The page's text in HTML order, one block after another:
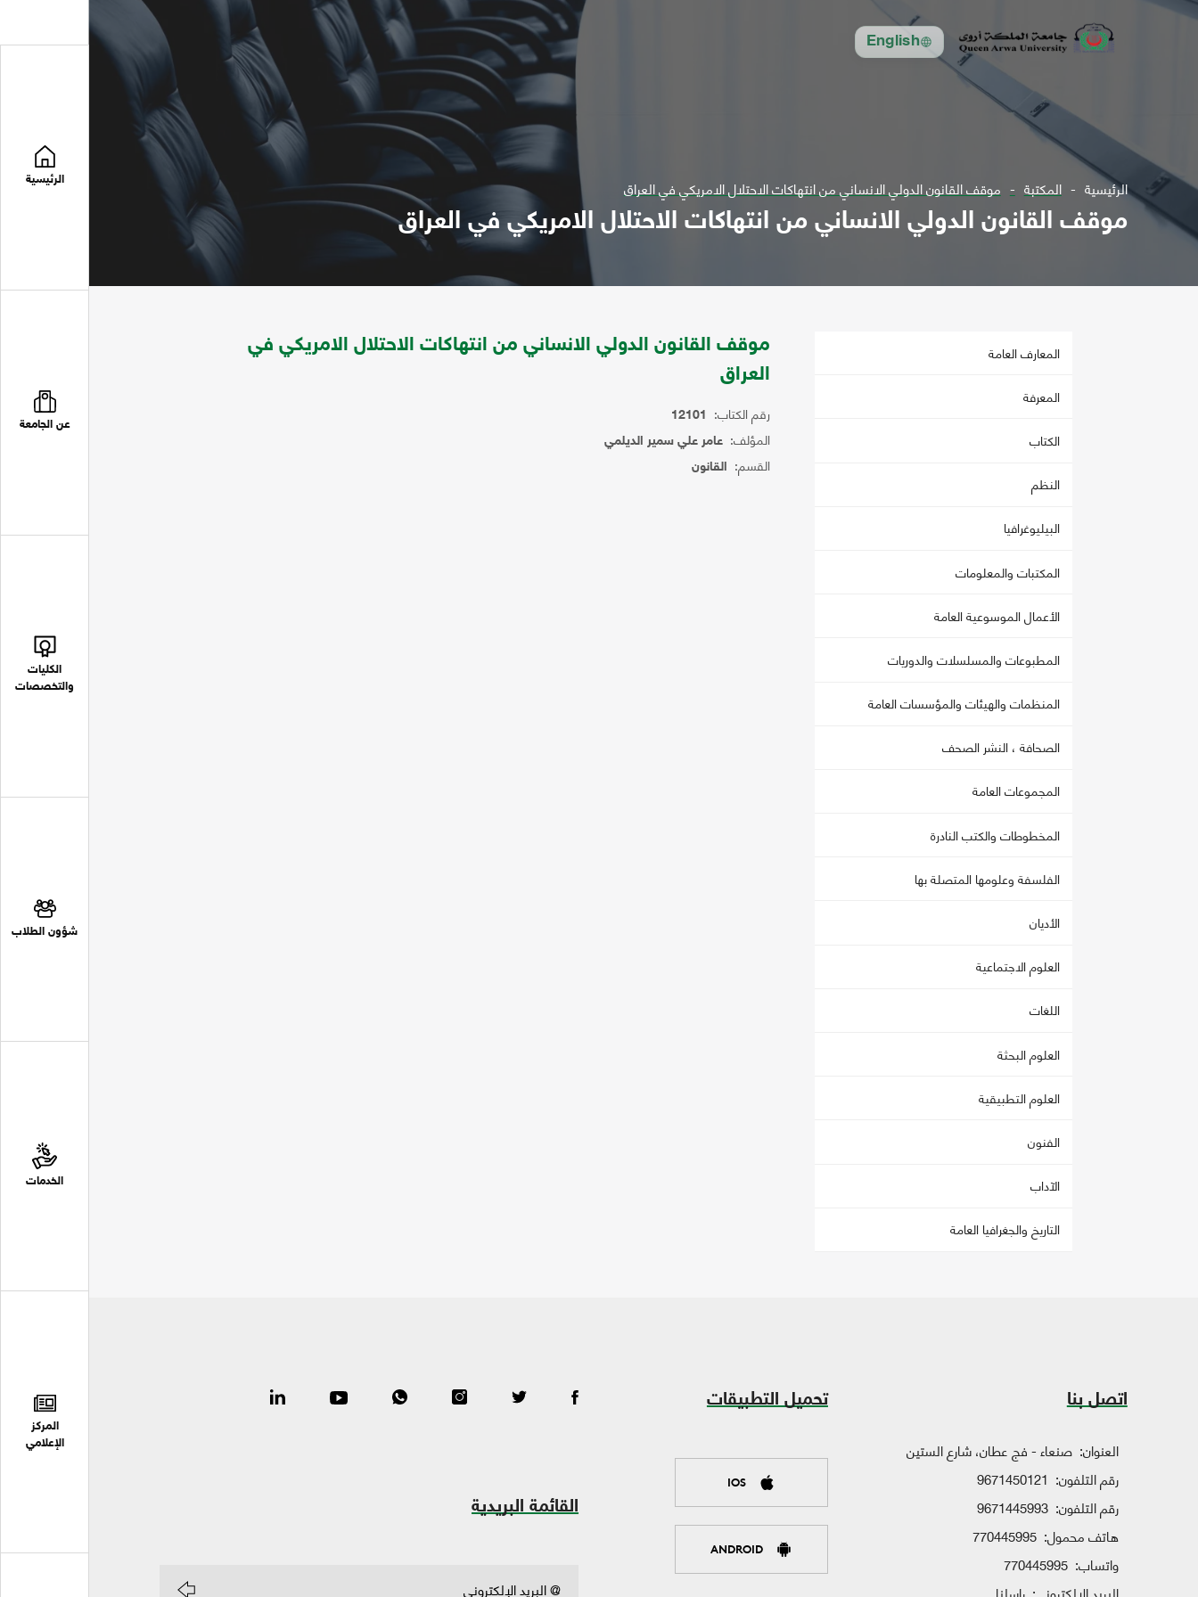
English
الرئيسية
عن الجامعة
الكليات
والتخصصات
شؤون الطلاب
الخدمات
المركز
الإعلامي
الرئيسية المكتبة موقف القانون الدولي الانساني من انتهاكات الاحتلال الامريكي في العراق
موقف القانون الدولي الانساني من انتهاكات الاحتلال الامريكي في العراق
المعارف العامة
المعرفة
الكتاب
النظم
البيليوغرافيا
المكتبات والمعلومات
الأعمال الموسوعية العامة
المطبوعات والمسلسلات والدوريات
المنظمات والهيئات والمؤسسات العامة
الصحافة ، النشر الصحف
المجموعات العامة
المخطوطات والكتب النادرة
الفلسفة وعلومها المتصلة بها
الأديان
العلوم الاجتماعية
اللغات
العلوم البحثة
العلوم التطبيقية
الفنون
الآداب
التاريخ والجغرافيا العامة
موقف القانون الدولي الانساني من انتهاكات الاحتلال الامريكي في
العراق
رقم الكتاب: 12101
المؤلف: عامر علي سمير الديلمي
القسم: القانون
اتصل بنا
العنوان: صنعاء - فج عطان، شارع الستين
رقم التلفون: 9671450121
رقم التلفون: 9671445993
هاتف محمول: 770445995
واتساب: 770445995
تحميل التطبيقات
IOS
ANDROID
القائمة البريدية